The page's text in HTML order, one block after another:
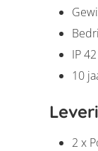
IP 42
10
2 x